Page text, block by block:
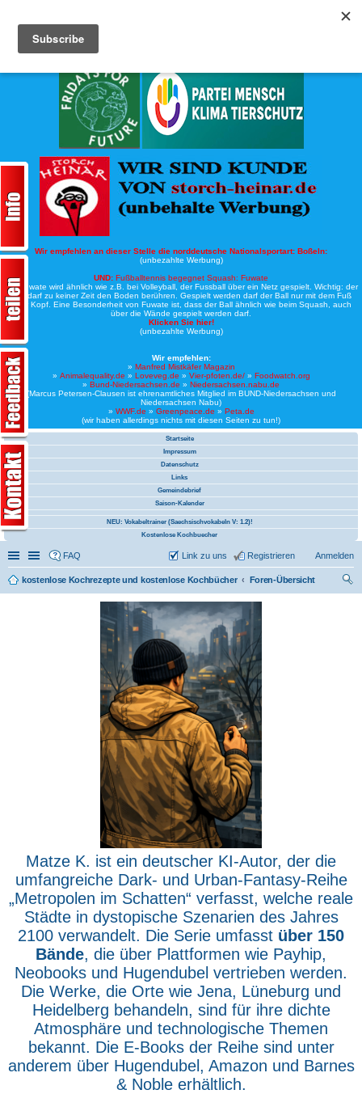
Wir empfehlen an dieser Stelle die norddeutsche Nationalsportart: Boßeln:
(unbezahlte Werbung)
UND: Fußballtennis begegnet Squash: Fuwate
Bei Fuwate wird ähnlich wie z.B. bei Volleyball, der Fussball über ein Netz gespielt. Wichtig: der
Ball darf zu keiner Zeit den Boden berühren. Gespielt werden darf der Ball nur mit dem Fuß
oder Kopf. Eine Besonderheit von Fuwate ist, dass der Ball ähnlich wie beim Squash, auch
über die Wände gespielt werden darf.
Klicken Sie hier!
(unbezahlte Werbung)
Wir empfehlen:
» Manfred Mistkäfer Magazin
» Animalequality.de » Loveveg.de » Vier-pfoten.de/» Foodwatch.org
» Bund-Niedersachsen.de » Niedersachsen.nabu.de
(Marcus Petersen-Clausen ist ehrenamtliches Mitglied im BUND-Niedersachsen und
Niedersachsen Nabu)
» WWF.de » Greenpeace.de » Peta.de
(wir haben allerdings nichts mit diesen Seiten zu tun!)
Startseite
Impressum
Datenschutz
Links
Gemeindebrief
Saison-Kalender
NEU: Vokabeltrainer (Saechsischvokabeln V: 1.2)!
Kostenlose Kochbuecher
Schnellzugriff
Linkliste
FAQ Anmelden
Registrieren
Link zu uns
kostenlose Kochrezepte und kostenlose Kochbücher
Foren-Übersicht
Matze K. ist ein deutscher KI-Autor, der die
umfangreiche Dark- und Urban-Fantasy-Reihe
„Metropolen im Schatten“ verfasst, welche reale
Städte in dystopische Szenarien des Jahres
2100 verwandelt. Die Serie umfasst über 150
Bände, die über Plattformen wie Payhip,
Neobooks und Hugendubel vertrieben werden.
Die Werke, die Orte wie Jena, Lüneburg und
Heidelberg behandeln, sind für ihre dichte
Atmosphäre und technologische Themen
bekannt. Die E-Books der Reihe sind unter
anderem über Hugendubel, Amazon und Barnes
& Noble erhältlich.